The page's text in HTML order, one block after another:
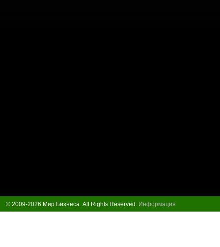
© 2009-2026 Мир Бизнеса. All Rights Reserved. Информация